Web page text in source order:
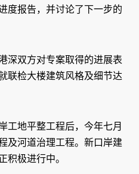
度报告，并讨论了下一步的
深双方对专案取得的进展表
联检大楼建筑风格及细节达
工地平整工程后，今年七月
及河道治理工程。新口岸建
积极进行中。